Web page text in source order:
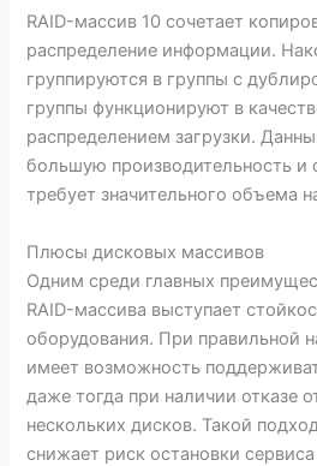
RAID-массив 10 сочетает
распределение информации.
группируются в группы с
группы функционируют в
распределением загрузки.
большую производительность и
требует значительного объема
Плюсы дисковых массивов
Одним среди главных
RAID-массива выступает
оборудования. При правильной
имеет возможность
даже тогда при наличии отказе
нескольких дисков. Такой
снижает риск остановки